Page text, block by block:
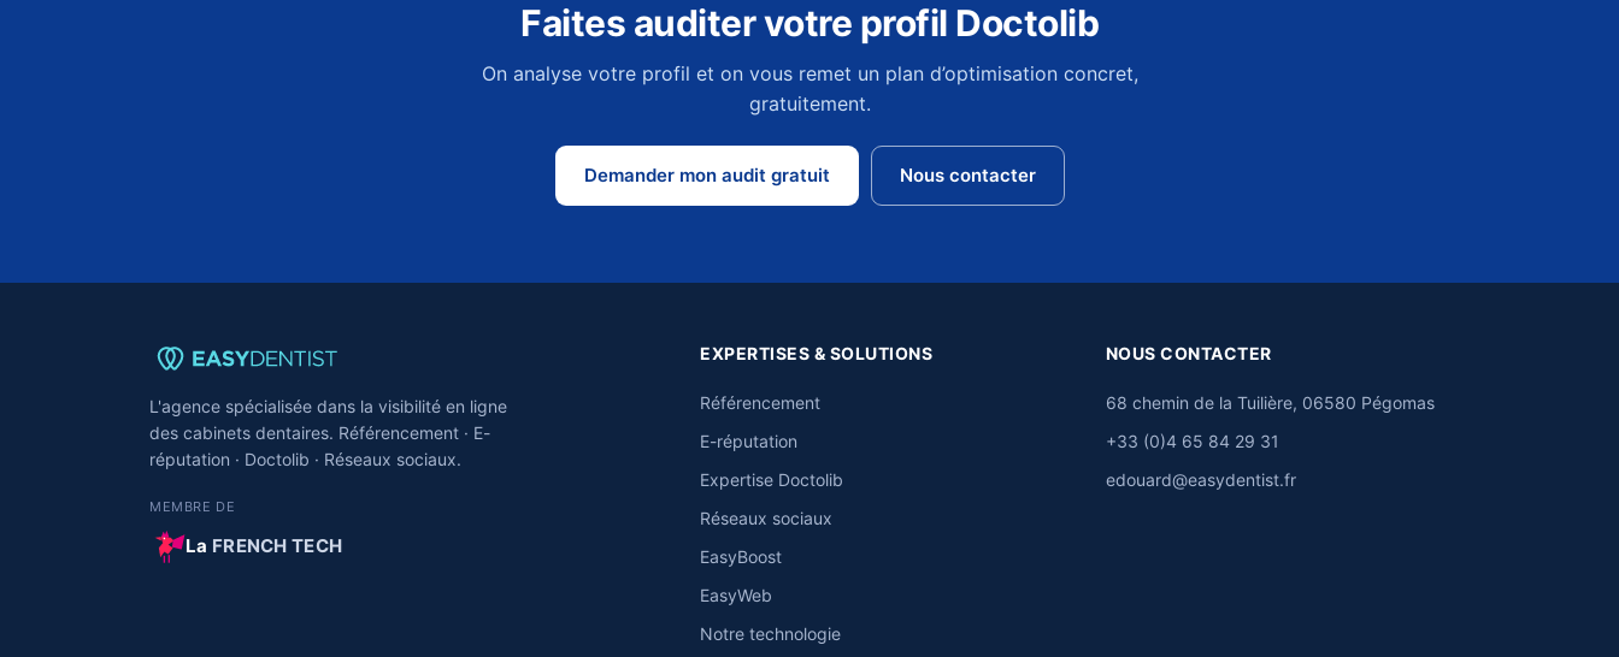
Faites auditer votre profil Doctolib
On analyse votre profil et on vous remet un plan d’optimisation concret,
gratuitement.
Demander mon audit gratuit Nous contacter
L'agence spécialisée dans la visibilité en ligne
des cabinets dentaires. Référencement · E-
réputation · Doctolib · Réseaux sociaux.
MEMBRE DE
La FRENCH TECH
EXPERTISES & SOLUTIONS
Référencement
E-réputation
Expertise Doctolib
Réseaux sociaux
EasyBoost
EasyWeb
Notre technologie
NOUS CONTACTER
68 chemin de la Tuilière, 06580 Pégomas
+33 (0)4 65 84 29 31
edouard@easydentist.fr